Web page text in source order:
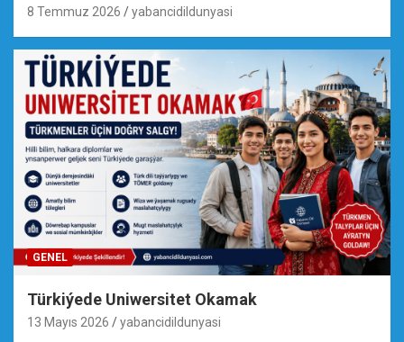
8 Temmuz 2026 yabancidildunyasi
GENEL
Türkiýede Uniwersitet Okamak
13 Mayıs 2026 yabancidildunyasi